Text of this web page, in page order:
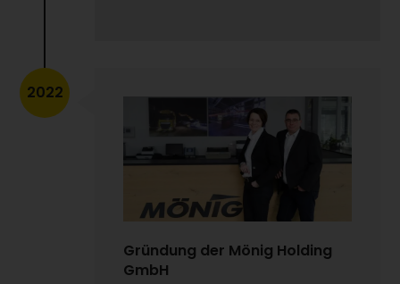
Gründung der Mönig Holding
GmbH
2022